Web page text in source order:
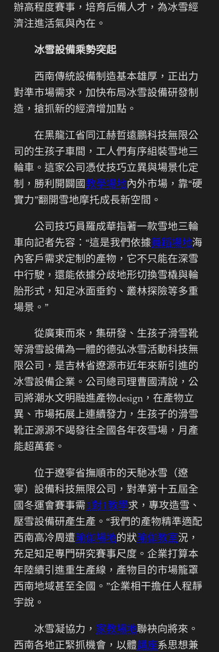
辦高程度賽事，培育后備人才，為冰雪經
濟注進活氣與內在。
冰雪設備乘勢突起
西南傳統設備制造基本雄厚，正出力
對準市場需求，加快布局冰雪設備研發制
造，搶抓新的經濟增加點。
在黑龍江省同江赫哲遠鵬科技無限公
司的生孩子車間，工人們有序組裝雪地三
輪車。這家公司憑仗技巧立異與場景化定
制，勝利開闢國教學場地內外市場，靠“硬
實力”翻開雪地摩托成長新空間。
公司技巧員羅成華指著一款雪地三輪
車向記者先容：“這是我們依據舞蹈場地海
內客戶需求定制的產物，它不只能在深雪
中行駛，還能依據分歧地形切換雪橇與輪
胎形式，知足冰面垂釣、叢林探險等多重
場景。”
從廣東而來，集研發、生孩子滑雪靴
等滑雪設備為一體的德弘冰雪活動科技無
限公司，是吉林省遼源市近年來新引進的
冰雪設備企業。公司總司理曹國清說，公
司將潮水文明融進產物design，在產物立
異、市場拓展上連續發力，生孩子的滑雪
靴正源源不竭發往全國各年夜雪場，月產
能超萬套。
位于遼寧省撫順市的天馳冰雪（遼
寧）設備科技無限公司，對準第十五屆全
國冬運會賽事需1對1教學求，專攻造雪、
壓雪設備研產生產。“我們的產物精準適配
西南高冷周遭瑜伽場地的狀瑜伽教室況，
充足知足專門研究賽事尺度。企業打算本
年陸續引進重生產線，產物目的市場籠罩
西南地域甚至全國。”企業相干擔任人程靜
宇說。
冰雪凝協力， 家教場地聯袂向將來。
西南各地正緊抓機會，以體講座系思想兼